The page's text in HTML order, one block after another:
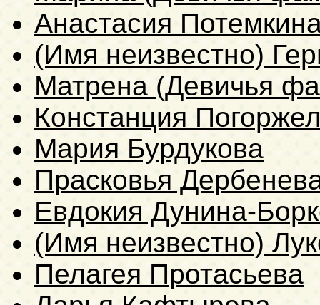
Анастасия
(Имя неизвестно)
Матрена (Девичья
Констанция
Мария Бурдукова
Прасковья
Евдокия Дунина-
(Имя неизвестно)
Пелагея Протасьева